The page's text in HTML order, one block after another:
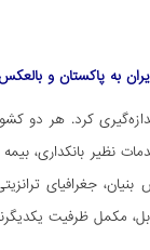
به پاکستان و بالعکس
کرد. هر دو
نظیر بانکداری، بیمه
جغرافیای
مکمل ظرفیت